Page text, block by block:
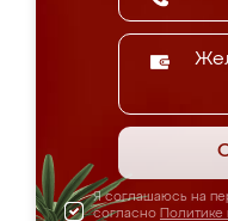
Я соглашаюсь на
согласно Политике